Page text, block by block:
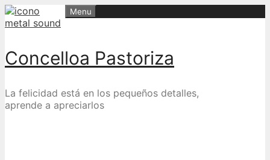
Skip
to
Concelloa Pastoriza
La felicidad está en los pequeños detalles,
aprende a apreciarlos
Menu